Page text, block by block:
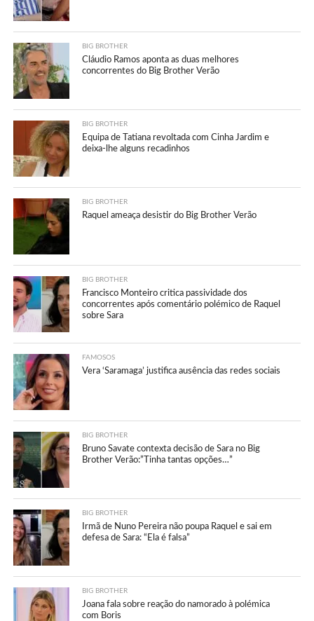
BIG BROTHER
Cláudio Ramos aponta as duas melhores
concorrentes do Big Brother Verão
BIG BROTHER
Equipa de Tatiana revoltada com Cinha Jardim e
deixa-lhe alguns recadinhos
BIG BROTHER
Raquel ameaça desistir do Big Brother Verão
BIG BROTHER
Francisco Monteiro critica passividade dos
concorrentes após comentário polémico de Raquel
sobre Sara
FAMOSOS
Vera ‘Saramaga’ justifica ausência das redes sociais
BIG BROTHER
Bruno Savate contexta decisão de Sara no Big
Brother Verão:”Tinha tantas opções…”
BIG BROTHER
Irmã de Nuno Pereira não poupa Raquel e sai em
defesa de Sara: “Ela é falsa”
BIG BROTHER
Joana fala sobre reação do namorado à polémica
com Boris